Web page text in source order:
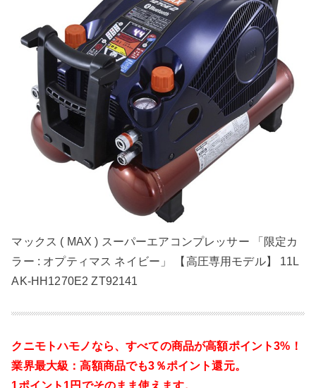
マックス ( MAX ) スーパーエアコンプレッサー 「限定カ
ラー : オプティマス ネイビー」 【高圧専用モデル】 11L
AK-HH1270E2 ZT92141
クニモトハモノなら、すべての商品が高額ポイント3%！
業界最大級：高額商品でも3％ポイント還元。
1ポイント1円でそのまま使えます。